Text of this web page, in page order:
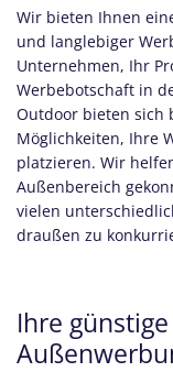
Wir bieten Ihnen
und langlebiger
Unternehmen, Ihr
Werbebotschaft in
Outdoor bieten sich
Möglichkeiten, Ihre
platzieren. Wir
Außenbereich
vielen
draußen zu
Ihre